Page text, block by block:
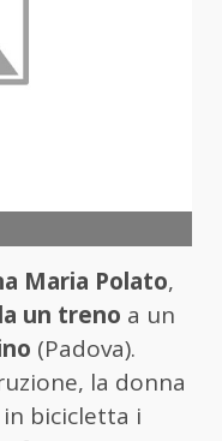
Maria Polato,
un treno a un
(Padova).
la donna
bicicletta i